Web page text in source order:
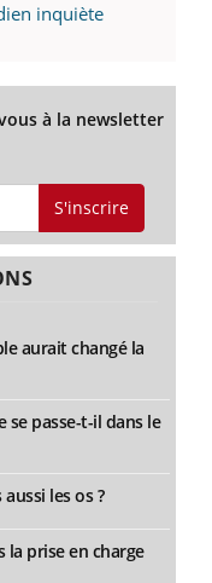
inquiète
à la newsletter
S'inscrire
aurait changé la
se passe-t-il dans le
les os ?
la prise en charge